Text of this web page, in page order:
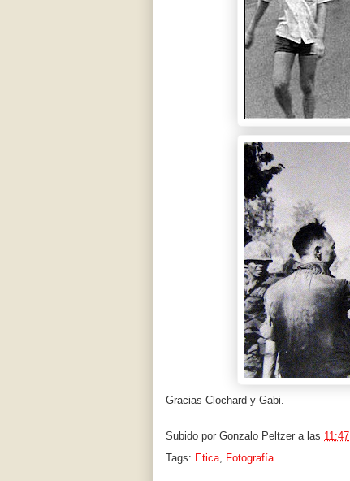
Gracias Clochard y Gabi.
Subido por Gonzalo Peltzer a las 11:47
Tags: Etica, Fotografía